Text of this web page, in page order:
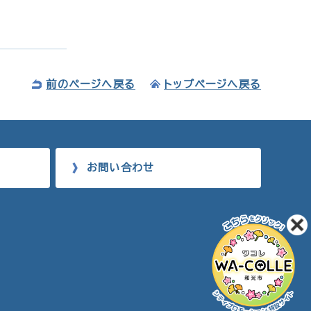
前のページへ戻る トップページへ戻る
お問い合わせ